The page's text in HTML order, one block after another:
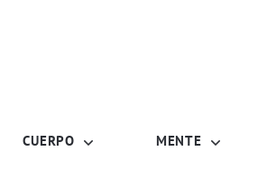
CUERPO MENTE